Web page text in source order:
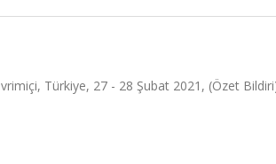
Türkiye, 27 - 28 Şubat 2021, (Özet